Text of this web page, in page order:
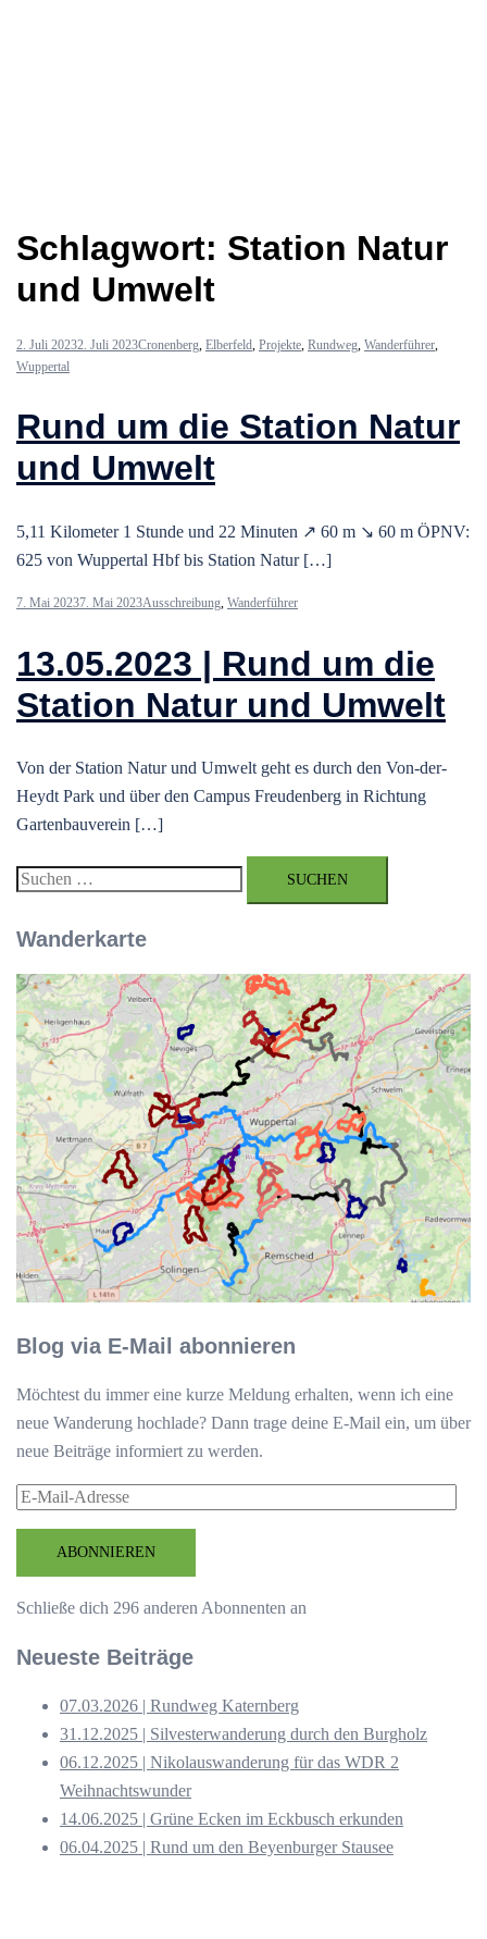
Schlagwort: Station Natur
und Umwelt
2. Juli 20232. Juli 2023Cronenberg, Elberfeld, Projekte, Rundweg, Wanderführer,
Wuppertal
Rund um die Station Natur
und Umwelt
5,11 Kilometer 1 Stunde und 22 Minuten ↗ 60 m ↘ 60 m ÖPNV:
625 von Wuppertal Hbf bis Station Natur […]
7. Mai 20237. Mai 2023Ausschreibung, Wanderführer
13.05.2023 | Rund um die
Station Natur und Umwelt
Von der Station Natur und Umwelt geht es durch den Von-der-
Heydt Park und über den Campus Freudenberg in Richtung
Gartenbauverein […]
Suchen
Wanderkarte
Blog via E-Mail abonnieren
Möchtest du immer eine kurze Meldung erhalten, wenn ich eine
neue Wanderung hochlade? Dann trage deine E-Mail ein, um über
neue Beiträge informiert zu werden.
E-
AdresseABONNIEREN
Schließe dich 296 anderen Abonnenten an
Neueste Beiträge
07.03.2026 | Rundweg Katernberg
31.12.2025 | Silvesterwanderung durch den Burgholz
06.12.2025 | Nikolauswanderung für das WDR 2
Weihnachtswunder
14.06.2025 | Grüne Ecken im Eckbusch erkunden
06.04.2025 | Rund um den Beyenburger Stausee